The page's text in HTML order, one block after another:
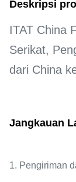
Deskripsi
ITAT China
Serikat,
dari China
Jangkauan
1. Pengiriman